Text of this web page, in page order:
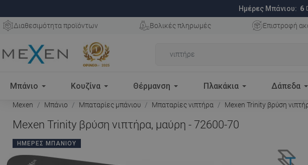
Ημέρες Μπάνιου: 6
Διαθεσιμότητα προϊόντων Βολικές πληρωμές Επιστροφή
Μπάνιο Κουζίνα Θέρμανση Πλακάκια Δάπεδα
Mexen Μπάνιο Μπαταρίες μπάνιου Μπαταρίες νιπτήρα Mexen Trinity βρύση
Mexen Trinity βρύση νιπτήρα, μαύρη - 72600-70
ΗΜΈΡΕΣ ΜΠΆΝΙΟΥ